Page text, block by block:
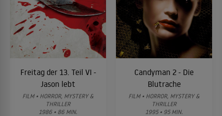
Freitag der 13. Teil VI -
Jason lebt
FILM • HORROR, MYSTERY &
THRILLER
1986 • 86 MIN.
Candyman 2 - Die
Blutrache
FILM • HORROR, MYSTERY &
THRILLER
1995 • 95 MIN.